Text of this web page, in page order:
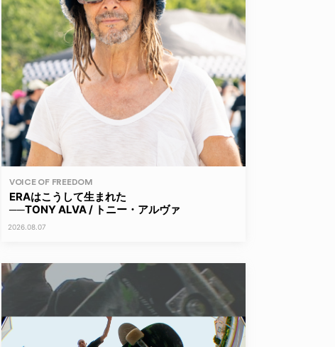
VOICE OF FREEDOM
ERAはこうして生まれた
──TONY ALVA / トニー・アルヴァ
2026.08.07